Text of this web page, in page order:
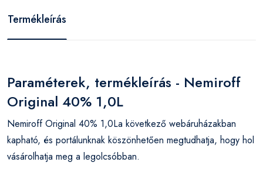
Termékleírás
Paraméterek, termékleírás - Nemiroff
Original 40% 1,0L
Nemiroff Original 40% 1,0La következő webáruházakban
kapható, és portálunknak köszönhetően megtudhatja, hogy hol
vásárolhatja meg a legolcsóbban.